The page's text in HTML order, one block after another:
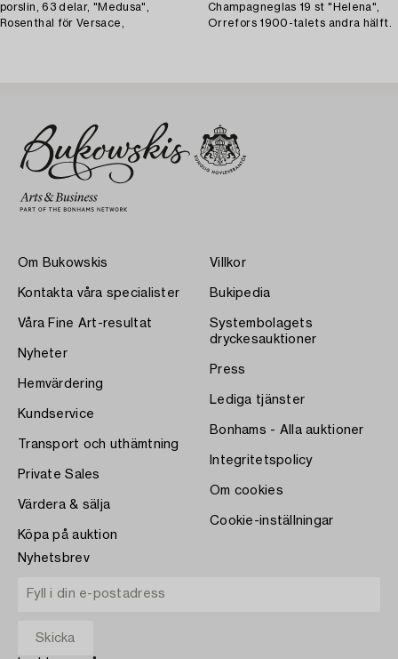
porslin, 63 delar, "Medusa",
Rosenthal för Versace,
Champagneglas 19 st "Helena",
Orrefors 1900-talets andra hälft.
Om Bukowskis
Kontakta våra specialister
Våra Fine Art-resultat
Nyheter
Hemvärdering
Kundservice
Transport och uthämtning
Private Sales
Värdera & sälja
Köpa på auktion
Villkor
Bukipedia
Systembolagets
dryckesauktioner
Press
Lediga tjänster
Bonhams - Alla auktioner
Integritetspolicy
Om cookies
Cookie-inställningar
Nyhetsbrev